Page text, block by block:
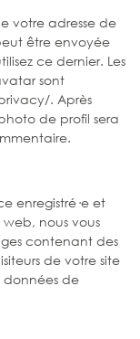
votre adresse de
être envoyée
ce dernier. Les
sont
. Après
de profil sera
enregistré·e et
web, nous vous
contenant des
de votre site
de